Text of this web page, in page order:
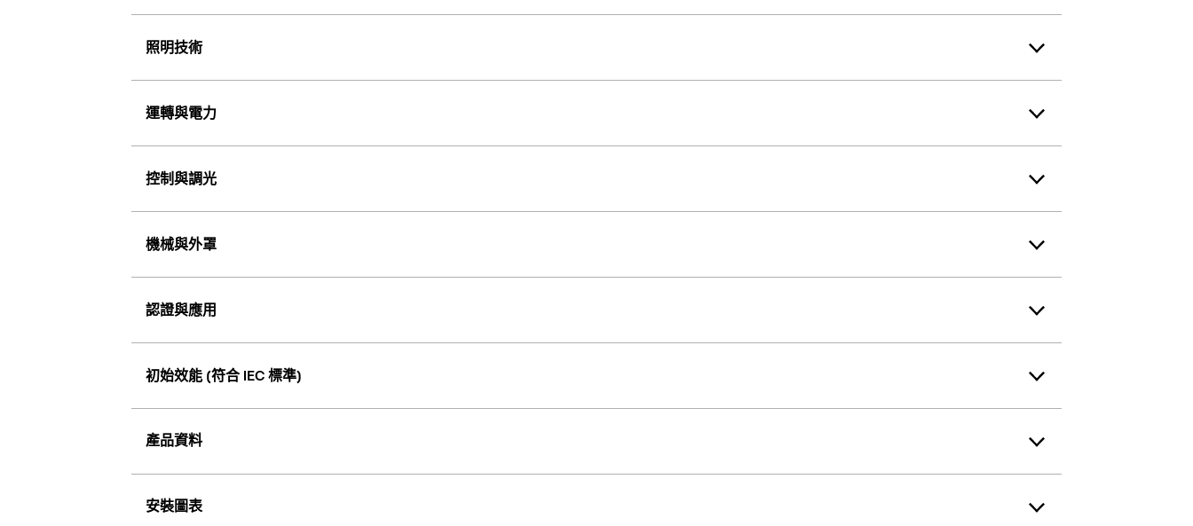
照明技術
運轉與電力
控制與調光
機械與外罩
認證與應用
初始效能 (符合 IEC 標準)
產品資料
安裝圖表